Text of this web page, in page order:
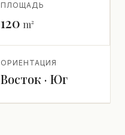
ПЛОЩАДЬ
120 m²
ОРИЕНТАЦИЯ
Восток · Юг